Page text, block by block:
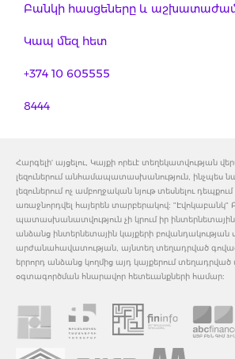
Բանկի հասցեները և
Կապ մեզ հետ
+374 10 605555
8444
Հարգելի' այցելու, Կայքի որեւէ տեղեկատվության
լեզուներում անհամապատասխանություն, ինչպես
լեզուներում ոչ ամբողջական նյութ տեսնելու
առաջնորդվել հայերեն տարբերակով: "Էվոկաբանկ"
պատասխանատվություն չի կրում իր ինտերնետային
անձանց ինտերնետային կայքերի բովանդակության
արժանահավատության, այնտեղ տեղադրված
երրորդ անձանց կողմից այդ կայքերում
օգտագործման հնարավոր հետեւանքների համար: